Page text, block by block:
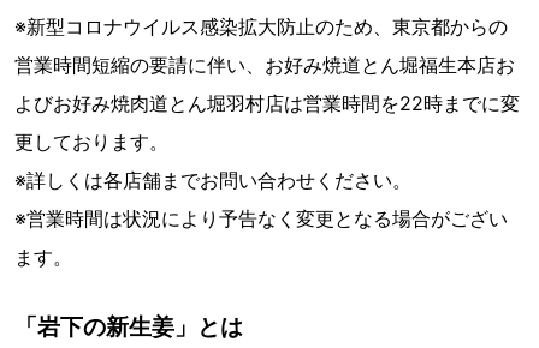
※新型コロナウイルス感染拡大防止のため、東京都からの
営業時間短縮の要請に伴い、お好み焼道とん堀福生本店お
よびお好み焼肉道とん堀羽村店は営業時間を22時までに変
更しております。
※詳しくは各店舗までお問い合わせください。
※営業時間は状況により予告なく変更となる場合がござい
ます。
「岩下の新生姜」とは